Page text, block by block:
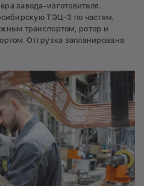
завода-изготовителя.
ТЭЦ-3 по частям.
транспортом, ротор и
Отгрузка запланирована